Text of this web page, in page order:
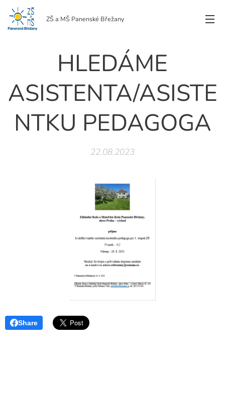
ZŠ a MŠ Panenské Břežany
HLEDÁME
ASISTENTA/ASISTE
NTKU PEDAGOGA
22.08.2023
Share